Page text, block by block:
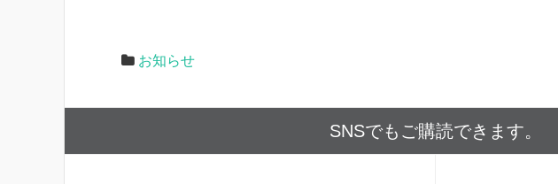
お知らせ
SNSでもご購読できます。